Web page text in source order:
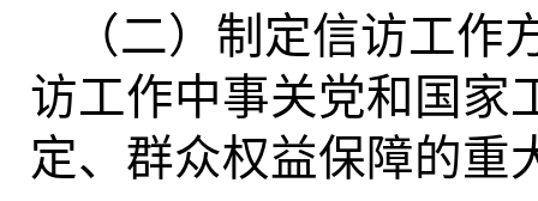
（二）制定信访工
访工作中事关党和国家
定、群众权益保障的重